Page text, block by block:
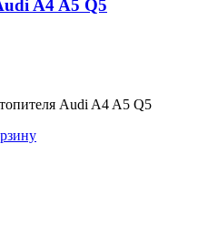
A4 A5 Q5
Audi A4 A5 Q5